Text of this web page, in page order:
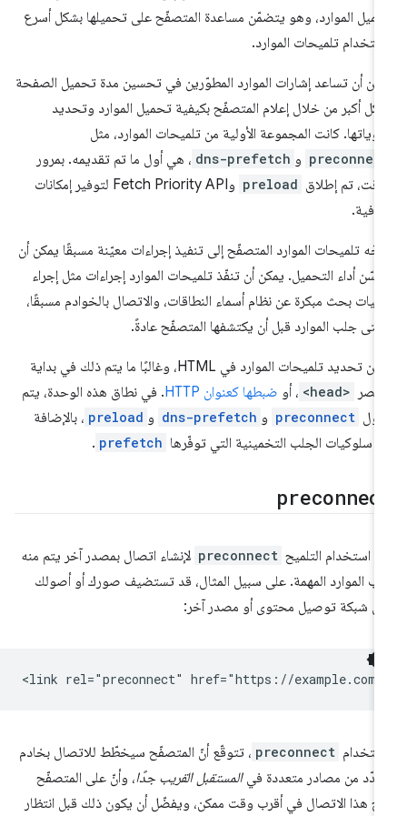
الموارد، وهو يتضمّن مساعدة المتصفّح على تحميلها بشكل أسرع
تلميحات الموارد.
أن تساعد إشارات الموارد المطوّرين في تحسين مدة تحميل الصفحة
أكبر من خلال إعلام المتصفّح بكيفية تحميل الموارد وتحديد
كانت المجموعة الأولية من تلميحات الموارد، مثل
و dns-prefetch ، هي أول ما تم تقديمه. بمرور
تم إطلاق preload
وFetch Priority API لتوفير إمكانات
تلميحات الموارد المتصفّح إلى تنفيذ إجراءات معيّنة مسبقًا يمكن أن
أداء التحميل. يمكن أن تنفّذ تلميحات الموارد إجراءات مثل إجراء
بحث مبكرة عن نظام أسماء النطاقات، والاتصال بالخوادم مسبقًا،
جلب الموارد قبل أن يكتشفها المتصفّح عادةً.
يمكن تحديد تلميحات الموارد في HTML، وغالبًا ما يتم ذلك في بداية
<head> ، أو ضبطها كعنوان HTTP
. في نطاق هذه الوحدة، يتم
preconnect و dns-prefetch و preload ، بالإضافة
سلوكيات الجلب التخمينية التي توفّرها prefetch
.
استخدام التلميح preconnect لإنشاء اتصال بمصدر آخر يتم منه
الموارد المهمة. على سبيل المثال، قد تستضيف صورك أو أصولك
شبكة توصيل محتوى أو مصدر آخر:
preconnect ، تتوقّع أنّ المتصفّح سيخطّط للاتصال بخادم
من مصادر متعددة في المستقبل القريب جدًا ، وأنّ على المتصفّح
هذا الاتصال في أقرب وقت ممكن، ويفضّل أن يكون ذلك قبل انتظار